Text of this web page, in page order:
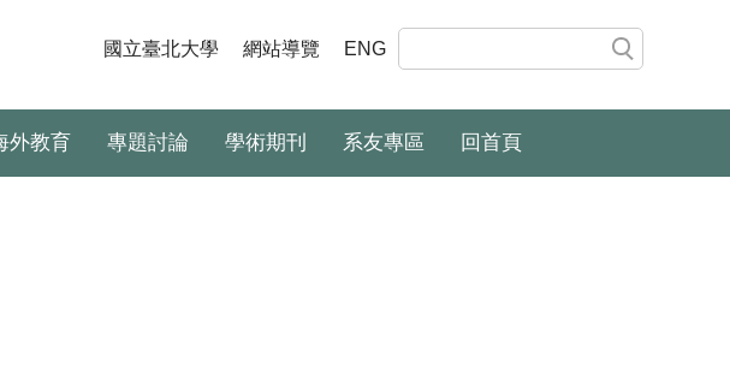
國立臺北大學 網站導覽 ENG
外教育 專題討論 學術期刊 系友專區 回首頁